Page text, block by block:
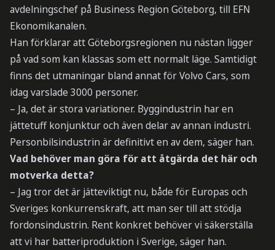
avdelningschef på Business Region Göteborg, till EFN
Ekonomikanalen.
Han förklarar att Göteborgsregionen nu nästan ligger
på vad som kan klassas som ett normalt läge. Samtidigt
finns det utmaningar bland annat för Volvo Cars, som
idag varslade 3000 personer.
– Ja, det är stora variationer. Byggindustrin har en
jättetuff konjunktur och även delar av annan industri.
Personbilsindustrin är definitivt en av dem, säger han.
Vad behöver man göra för att åtgärda det här och
motverka detta?
– Jag tror det är jätteviktigt nu, både för Europas och
Sveriges konkurrenskraft, att man ser till att stödja
fordonsindustrin. Rent konkret behöver vi säkerställa
att vi har batteriproduktion i Sverige, säger han.